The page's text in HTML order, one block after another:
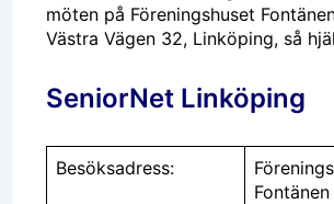
möten på Föreningshuset
Västra Vägen 32, Linköping, så
SeniorNet Linköping
Besöksadress:
Fontänen